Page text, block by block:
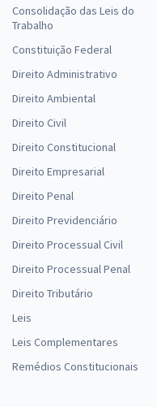
Consolidação das Leis do
Trabalho
Constituição Federal
Direito Administrativo
Direito Ambiental
Direito Civil
Direito Constitucional
Direito Empresarial
Direito Penal
Direito Previdenciário
Direito Processual Civil
Direito Processual Penal
Direito Tributário
Leis
Leis Complementares
Remédios Constitucionais